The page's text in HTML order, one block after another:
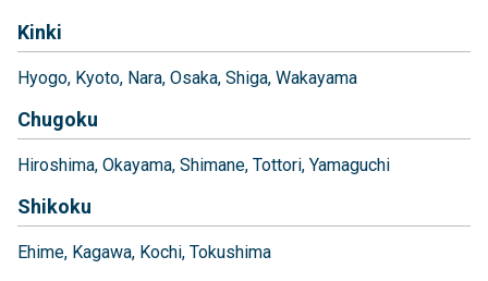
Kinki
Hyogo Kyoto Nara Osaka Shiga Wakayama
Chugoku
Hiroshima Okayama Shimane Tottori Yamaguchi
Shikoku
Ehime Kagawa Kochi Tokushima